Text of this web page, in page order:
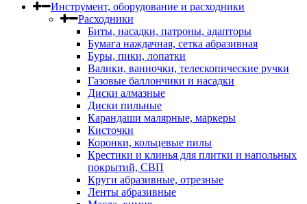
Инструмент, оборудование и расходники
Расходники
Биты, насадки, патроны, адапторы
Бумага наждачная, сетка абразивная
Буры, пики, лопатки
Валики, ванночки, телескопические ручки
Газовые баллончики и насадки
Диски алмазные
Диски пильные
Карандаши малярные, маркеры
Кисточки
Коронки, кольцевые пилы
Крестики и клинья для плитки и напольных
покрытий, СВП
Круги абразивные, отрезные
Ленты абразивные